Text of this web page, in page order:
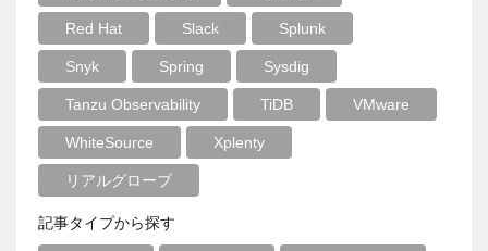
Red Hat Slack Splunk
Snyk Spring Sysdig
Tanzu Observability TiDB VMware
WhiteSource Xplenty
リアルグローブ
記事タイプから探す